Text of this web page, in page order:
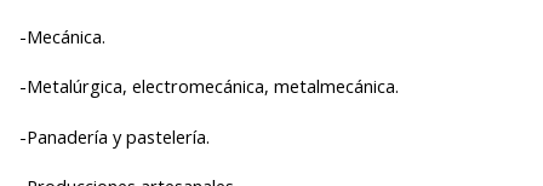
-Mecánica.
-Metalúrgica, electromecánica, metalmecánica.
-Panadería y pastelería.